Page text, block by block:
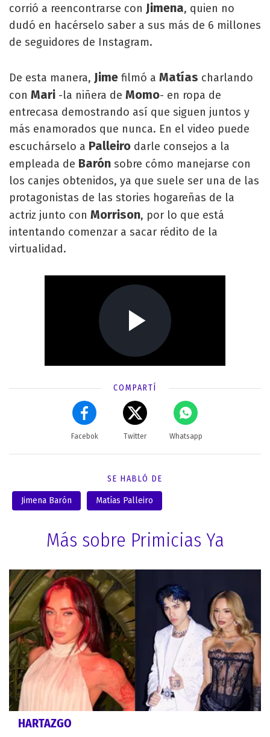
corrió a reencontrarse con Jimena, quien no
dudó en hacérselo saber a sus más de 6 millones
de seguidores de Instagram.
De esta manera, Jime filmó a Matías charlando
con Mari -la niñera de Momo- en ropa de
entrecasa demostrando así que siguen juntos y
más enamorados que nunca. En el video puede
escuchárselo a Palleiro darle consejos a la
empleada de Barón sobre cómo manejarse con
los canjes obtenidos, ya que suele ser una de las
protagonistas de las stories hogareñas de la
actriz junto con Morrison, por lo que está
intentando comenzar a sacar rédito de la
virtualidad.
COMPARTÍ
Facebok Twitter Whatsapp
SE HABLÓ DE
Jimena Barón Matías Palleiro
Más sobre Primicias Ya
HARTAZGO